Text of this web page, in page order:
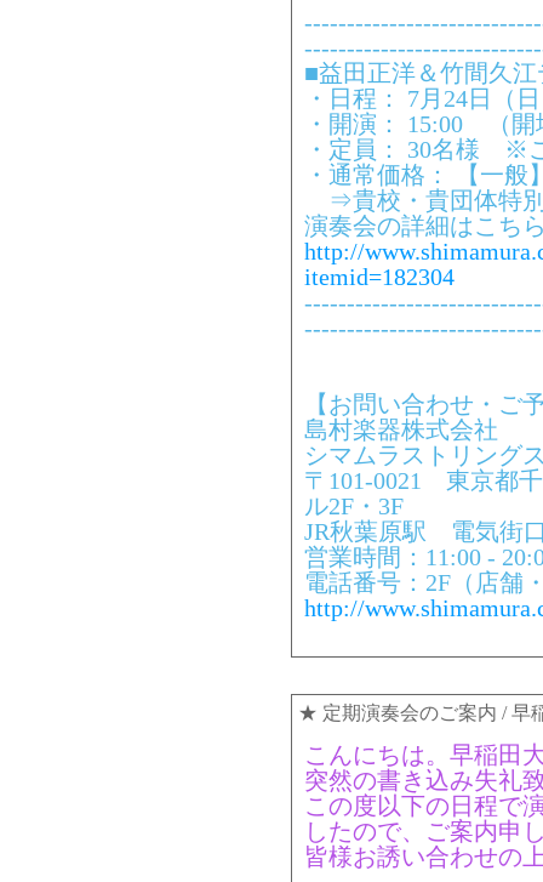
■益田正洋＆竹間久
・日程： 7月24日
・開演： 15:00 （開
・定員： 30名様 ※
・通常価格： 【一般
⇒貴校・貴団体特別
演奏会の詳細はこち
http://
itemid=182304
【お問い合わせ・ご
島村楽器株式会社
シマムラストリング
〒101-0021 東京都
ル2F・3F
JR秋葉原駅 電気街
営業時間：11:00 -
電話番号：2F（店舗
http://
★ 定期演奏会のご案内 / 早
こんにちは。早稲田
突然の書き込み失礼
この度以下の日程で
したので、ご案内申
皆様お誘い合わせの